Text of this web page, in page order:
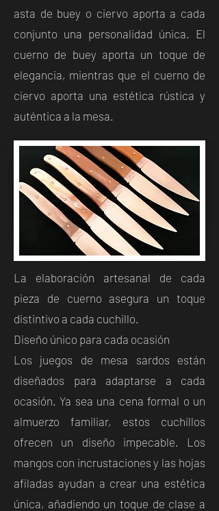
asta de buey o ciervo aporta a cada
conjunto una personalidad única. El
cuerno de buey aporta un toque de
elegancia, mientras que el cuerno de
ciervo aporta una estética rústica y
auténtica a la mesa.
La elaboración artesanal de cada
pieza de cuerno asegura un toque
distintivo a cada cuchillo.
Diseño único para cada ocasión
Los juegos de mesa sardos están
diseñados para adaptarse a cada
ocasión. Ya sea una cena formal o un
almuerzo familiar, estos cuchillos
ofrecen un diseño impecable. Los
mangos con incrustaciones y las hojas
afiladas ayudan a crear una estética
única, añadiendo un toque de clase a